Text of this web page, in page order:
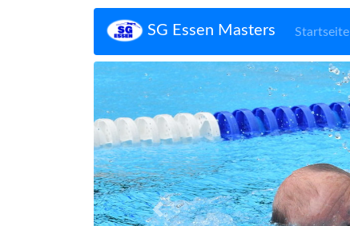
SG Essen Masters Startseite
Zurück